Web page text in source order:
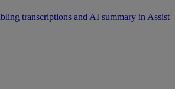
transcriptions and AI summary in Assist